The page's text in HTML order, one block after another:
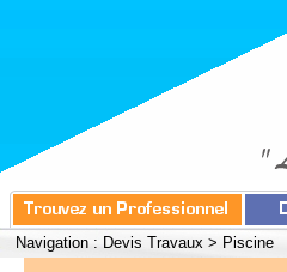
Navigation : Devis Travaux > Piscine